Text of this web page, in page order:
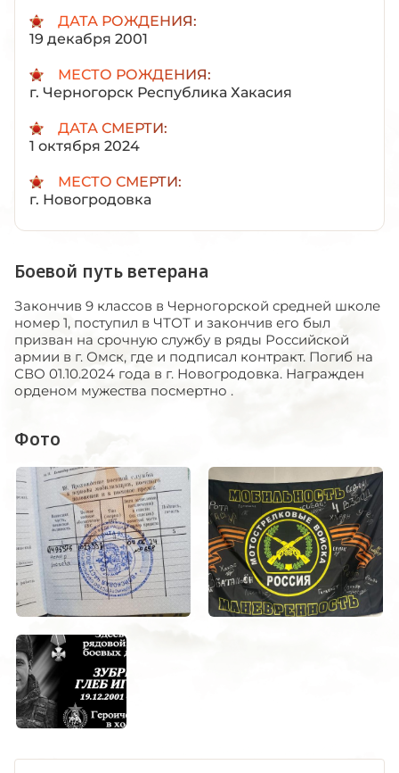
ДАТА РОЖДЕНИЯ:
19 декабря 2001
МЕСТО РОЖДЕНИЯ:
г. Черногорск Республика Хакасия
ДАТА СМЕРТИ:
1 октября 2024
МЕСТО СМЕРТИ:
г. Новогродовка
Боевой путь ветерана
Закончив 9 классов в Черногорской средней школе
номер 1, поступил в ЧТОТ и закончив его был
призван на срочную службу в ряды Российской
армии в г. Омск, где и подписал контракт. Погиб на
СВО 01.10.2024 года в г. Новогродовка. Награжден
орденом мужества посмертно .
Фото